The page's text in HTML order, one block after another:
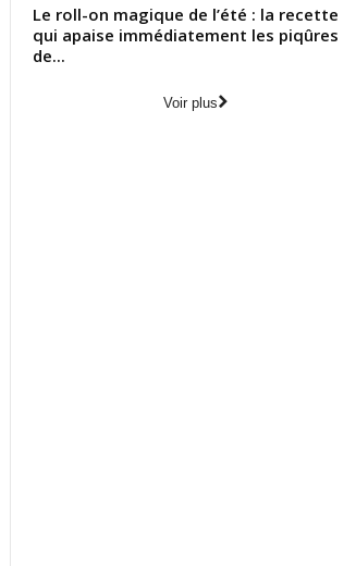
Le roll-on magique de l’été : la recette
qui apaise immédiatement les piqûres
de...
Voir plus